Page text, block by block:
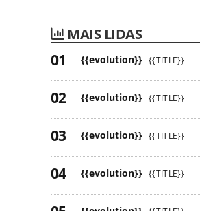
MAIS LIDAS
{{evolution}} {{TITLE}}
{{evolution}} {{TITLE}}
{{evolution}} {{TITLE}}
{{evolution}} {{TITLE}}